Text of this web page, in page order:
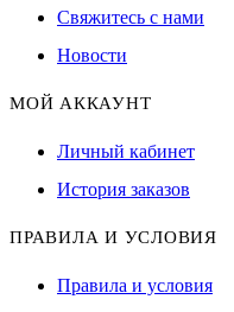
Свяжитесь с нами
Новости
МОЙ АККАУНТ
Личный кабинет
История заказов
ПРАВИЛА И УСЛОВИЯ
Правила и условия